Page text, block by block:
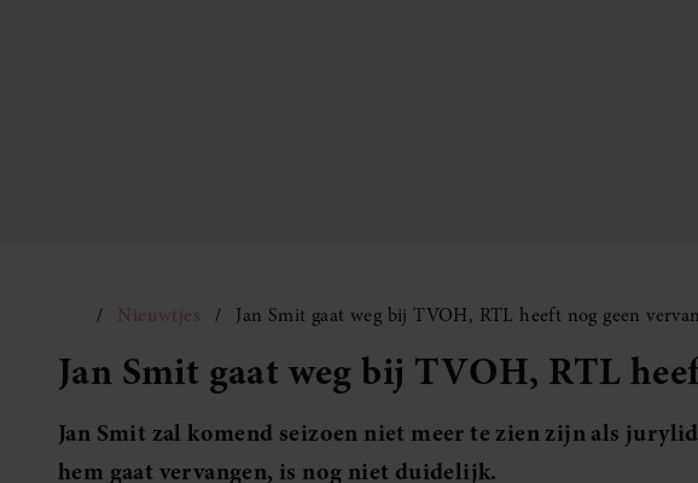
Nieuwtjes Jan Smit gaat weg bij TVOH, RTL heeft nog geen
Jan Smit gaat weg bij TVOH, RTL
Jan Smit zal komend seizoen niet meer te zien zijn als
hem gaat vervangen, is nog niet duidelijk.